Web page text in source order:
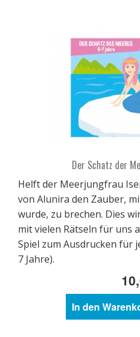
Der Schatz der
Helft der Meerjungfrau
von Alunira den Zauber,
wurde, zu brechen. Dies
mit vielen Rätseln für uns
Spiel zum Ausdrucken für
7 Jahre).
In den